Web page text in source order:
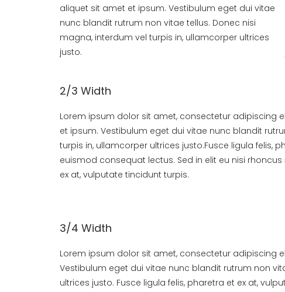
aliquet sit amet et ipsum. Vestibulum eget dui vitae
nunc blandit rutrum non vitae tellus. Donec nisi
magna, interdum vel turpis in, ullamcorper ultrices
justo.
2/3 Width
Lorem ipsum dolor sit amet, consectetur adipiscing
et ipsum. Vestibulum eget dui vitae nunc blandit
turpis in, ullamcorper ultrices justo.Fusce ligula felis,
euismod consequat lectus. Sed in elit eu nisi
ex at, vulputate tincidunt turpis.
3/4 Width
Lorem ipsum dolor sit amet, consectetur adipiscing
Vestibulum eget dui vitae nunc blandit rutrum non
ultrices justo. Fusce ligula felis, pharetra et ex at,